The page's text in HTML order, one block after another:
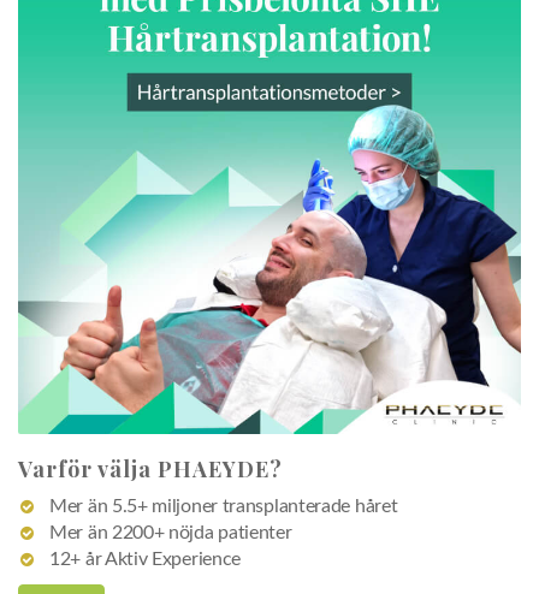
Varför välja PHAEYDE?
Mer än 5.5+ miljoner transplanterade håret
Mer än 2200+ nöjda patienter
12+ år Aktiv Experience